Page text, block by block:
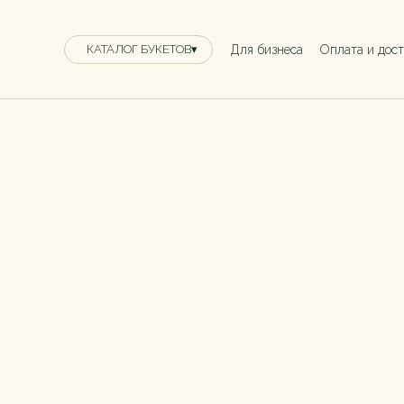
КАТАЛОГ БУКЕТОВ▾ Для бизнеса Оплата и